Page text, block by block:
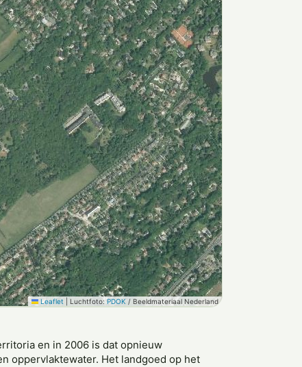
Leaflet Luchtfoto:PDOK / Beeldmateriaal Nederland
en in 2006 is dat opnieuw
oppervlaktewater. Het landgoed op het